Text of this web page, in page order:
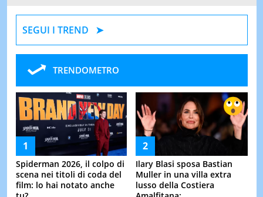
SEGUI I TREND
TRENDOMETRO
Spiderman 2026, il colpo di
scena nei titoli di coda del
film: lo hai notato anche
Ilary Blasi sposa Bastian
Muller in una villa extra
lusso della Costiera